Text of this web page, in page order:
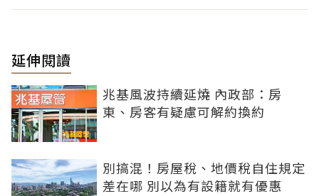
延伸閱讀
兆基風波持續延燒 內政部：房
東、房客有疑慮可解約換約
別搞混！房屋稅、地價稅自住規定
差在哪 別以為有設籍就有優惠